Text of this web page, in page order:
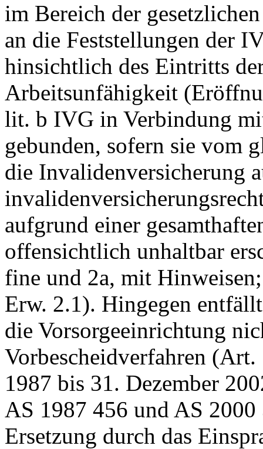
im Bereich der
an die Feststellungen der
hinsichtlich des Eintritts
Arbeitsunfähigkeit
lit. b IVG in Verbindung
gebunden, sofern sie vom
die Invalidenversicherung
aufgrund einer
offensichtlich unhaltbar
fine und 2a, mit
Erw. 2.1). Hingegen
die Vorsorgeeinrichtung
Vorbescheidverfahren (Art.
1987 bis 31. Dezember
AS 1987 456 und AS 2000
Ersetzung durch das